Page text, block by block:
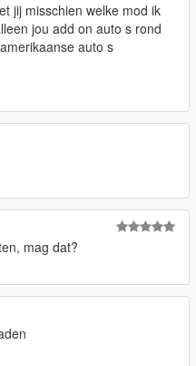
jij misschien welke mod ik
jou add on auto s rond
auto s
mag dat?